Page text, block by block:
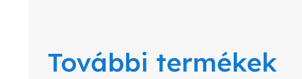
További termékek